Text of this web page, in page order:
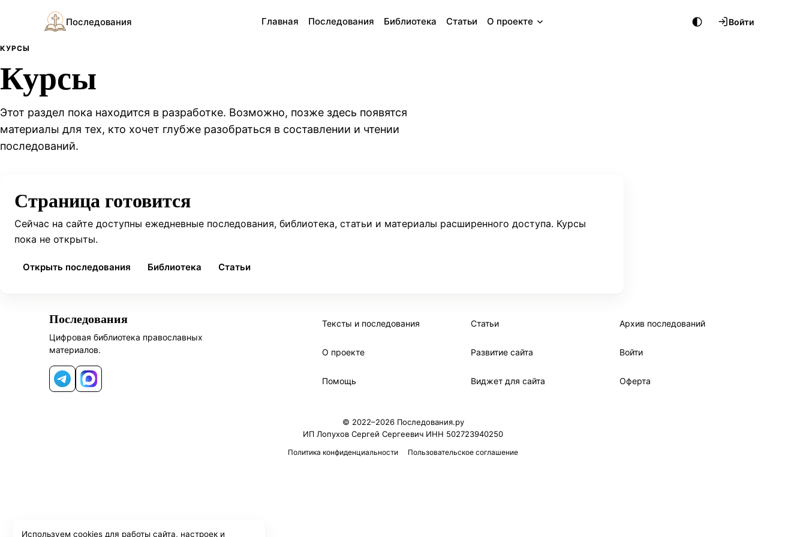
Последования Главная Последования Библиотека Статьи О проекте Войти
КУРСЫ
Курсы
Этот раздел пока находится в разработке. Возможно, позже здесь появятся
материалы для тех, кто хочет глубже разобраться в составлении и чтении
последований.
Страница готовится
Сейчас на сайте доступны ежедневные последования, библиотека, статьи и материалы расширенного доступа. Курсы
пока не открыты.
Открыть последования Библиотека Статьи
Последования
Цифровая библиотека православных
материалов.
Telegram
MAX
Тексты и последования Статьи Архив последований
О проекте Развитие сайта Войти
Помощь Виджет для сайта Оферта
© 2022–2026 Последования.ру
ИП Лопухов Сергей Сергеевич ИНН 502723940250
Политика конфиденциальности Пользовательское соглашение
Используем cookies для работы сайта, настроек и